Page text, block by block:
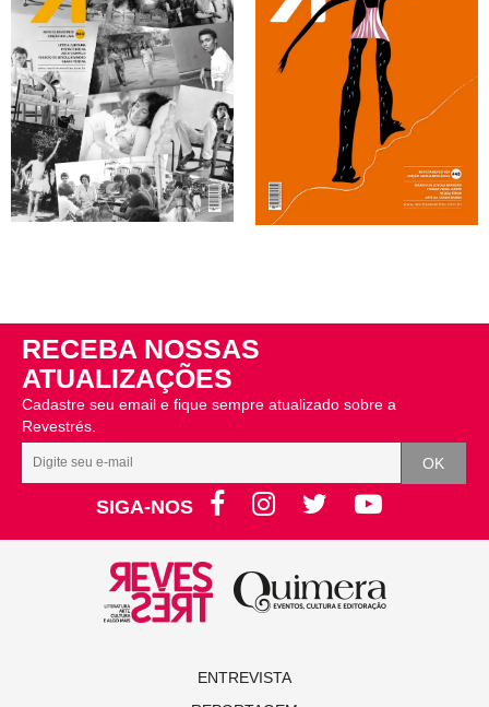
RECEBA NOSSAS
ATUALIZAÇÕES
Cadastre seu email e fique sempre atualizado sobre a
Revestrés.
SIGA-NOS
ENTREVISTA